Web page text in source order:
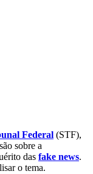
Federal (STF),
sobre a
das fake news.
o tema.